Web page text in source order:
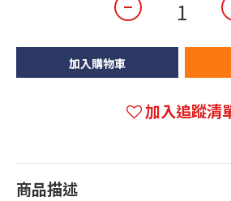
加入購物車
加入追蹤清
商品描述